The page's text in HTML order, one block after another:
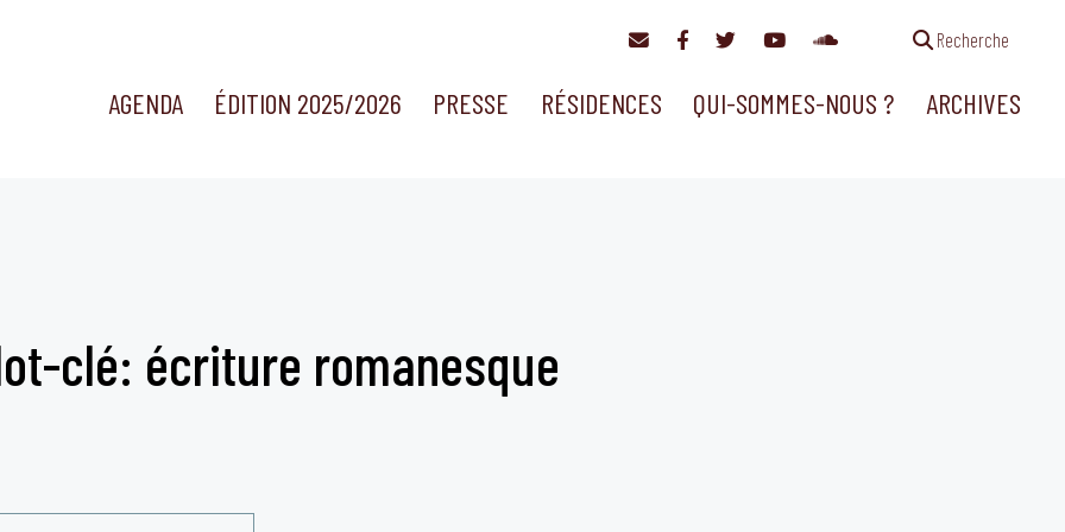
Recherche
AGENDA ÉDITION 2025/2026 PRESSE RÉSIDENCES QUI-SOMMES-NOUS ? ARCHIVES
clé: écriture romanesque